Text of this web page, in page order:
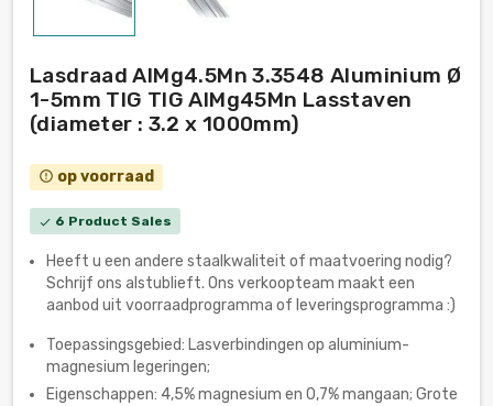
Lasdraad AlMg4.5Mn 3.3548 Aluminium Ø
1-5mm TIG TIG AlMg45Mn Lasstaven
(diameter : 3.2 x 1000mm)
error_outline op voorraad
check 6 Product Sales
Heeft u een andere staalkwaliteit of maatvoering nodig?
Schrijf ons alstublieft. Ons verkoopteam maakt een
aanbod uit voorraadprogramma of leveringsprogramma :)
Toepassingsgebied: Lasverbindingen op aluminium-
magnesium legeringen;
Eigenschappen: 4,5% magnesium en 0,7% mangaan; Grote